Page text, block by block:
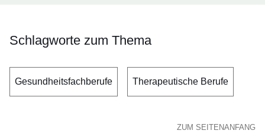
Schlagworte zum Thema
Gesundheitsfachberufe Therapeutische Berufe
ZUM SEITENANFANG